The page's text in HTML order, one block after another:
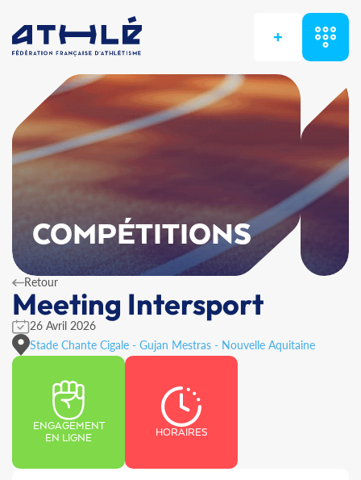
+
COMPÉTITIONS
Retour
Meeting Intersport
26 Avril 2026
Stade Chante Cigale - Gujan Mestras - Nouvelle Aquitaine
ENGAGEMENT
EN LIGNE
HORAIRES